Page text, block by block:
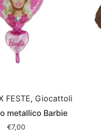
FESTE, Giocattoli
metallico Barbie
€7,00